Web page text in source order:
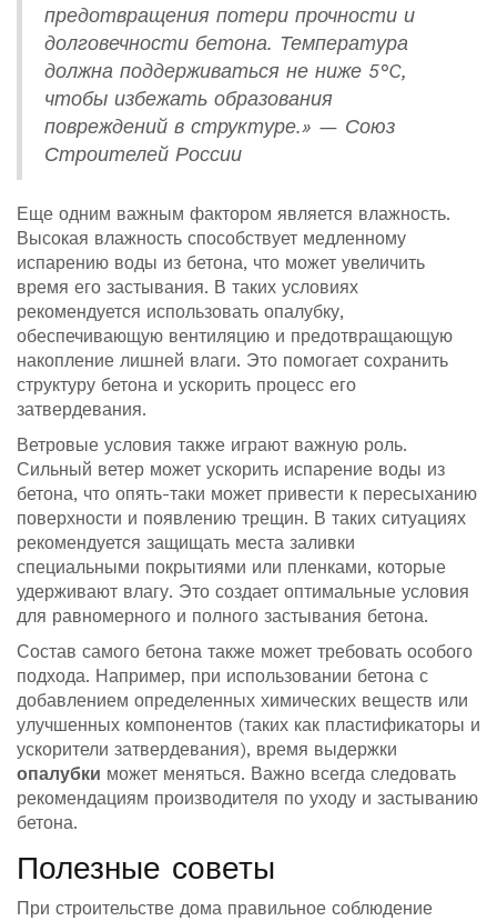
предотвращения потери прочности и
долговечности бетона. Температура
должна поддерживаться не ниже 5°C,
чтобы избежать образования
повреждений в структуре.» — Союз
Строителей России
Еще одним важным фактором является влажность.
Высокая влажность способствует медленному
испарению воды из бетона, что может увеличить
время его застывания. В таких условиях
рекомендуется использовать опалубку,
обеспечивающую вентиляцию и предотвращающую
накопление лишней влаги. Это помогает сохранить
структуру бетона и ускорить процесс его
затвердевания.
Ветровые условия также играют важную роль.
Сильный ветер может ускорить испарение воды из
бетона, что опять-таки может привести к пересыханию
поверхности и появлению трещин. В таких ситуациях
рекомендуется защищать места заливки
специальными покрытиями или пленками, которые
удерживают влагу. Это создает оптимальные условия
для равномерного и полного застывания бетона.
Состав самого бетона также может требовать особого
подхода. Например, при использовании бетона с
добавлением определенных химических веществ или
улучшенных компонентов (таких как пластификаторы и
ускорители затвердевания), время выдержки
опалубки может меняться. Важно всегда следовать
рекомендациям производителя по уходу и застыванию
бетона.
Полезные советы
При строительстве дома правильное соблюдение